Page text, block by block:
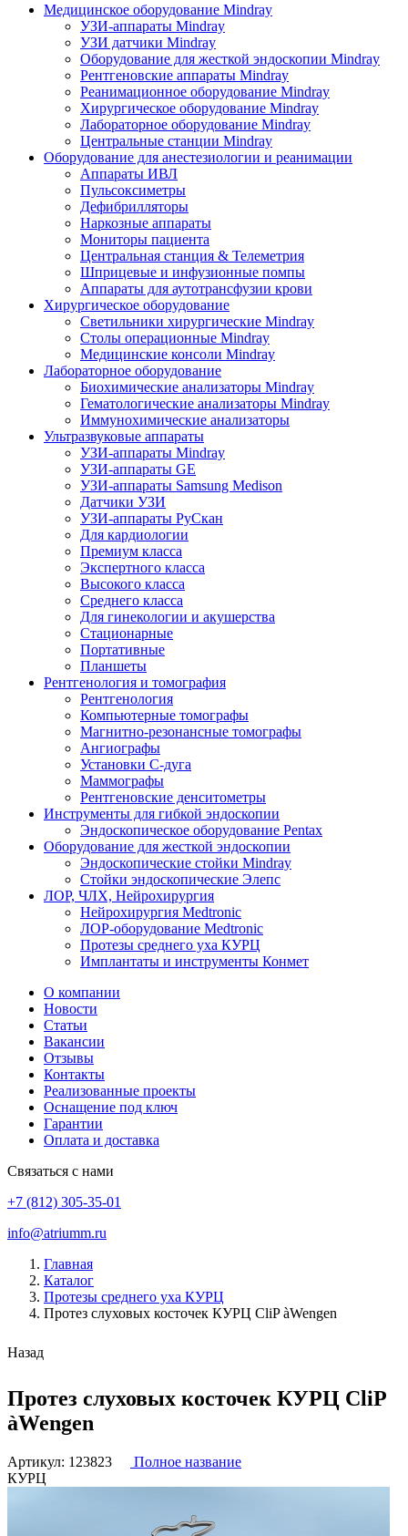
Медицинское оборудование Mindray
УЗИ-аппараты Mindray
УЗИ датчики Mindray
Оборудование для жесткой эндоскопии Mindray
Рентгеновские аппараты Mindray
Реанимационное оборудование Mindray
Хирургическое оборудование Mindray
Лабораторное оборудование Mindray
Центральные станции Mindray
Оборудование для анестезиологии и реанимации
Аппараты ИВЛ
Пульсоксиметры
Дефибрилляторы
Наркозные аппараты
Мониторы пациента
Центральная станция & Телеметрия
Шприцевые и инфузионные помпы
Аппараты для аутотрансфузии крови
Хирургическое оборудование
Светильники хирургические Mindray
Столы операционные Mindray
Медицинские консоли Mindray
Лабораторное оборудование
Биохимические анализаторы Mindray
Гематологические анализаторы Mindray
Иммунохимические анализаторы
Ультразвуковые аппараты
УЗИ-аппараты Mindray
УЗИ-аппараты GE
УЗИ-аппараты Samsung Medison
Датчики УЗИ
УЗИ-аппараты РуСкан
Для кардиологии
Премиум класса
Экспертного класса
Высокого класса
Среднего класса
Для гинекологии и акушерства
Стационарные
Портативные
Планшеты
Рентгенология и томография
Рентгенология
Компьютерные томографы
Магнитно-резонансные томографы
Ангиографы
Установки С-дуга
Маммографы
Рентгеновские денситометры
Инструменты для гибкой эндоскопии
Эндоскопическое оборудование Pentax
Оборудование для жесткой эндоскопии
Эндоскопические стойки Mindray
Стойки эндоскопические Элепс
ЛОР, ЧЛХ, Нейрохирургия
Нейрохирургия Medtronic
ЛОР-оборудование Medtronic
Протезы среднего уха КУРЦ
Имплантаты и инструменты Конмет
О компании
Новости
Статьи
Вакансии
Отзывы
Контакты
Реализованные проекты
Оснащение под ключ
Гарантии
Оплата и доставка
Связаться с нами
+7 (812) 305-35-01
info@atriumm.ru
Главная
Каталог
Протезы среднего уха КУРЦ
Протез слуховых косточек КУРЦ CliP àWengen
Назад
Протез слуховых косточек КУРЦ CliP
àWengen
Артикул: 123823
Полное название
КУРЦ